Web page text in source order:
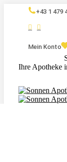
+43 1 479
Mein Konto
Ihre Apotheke